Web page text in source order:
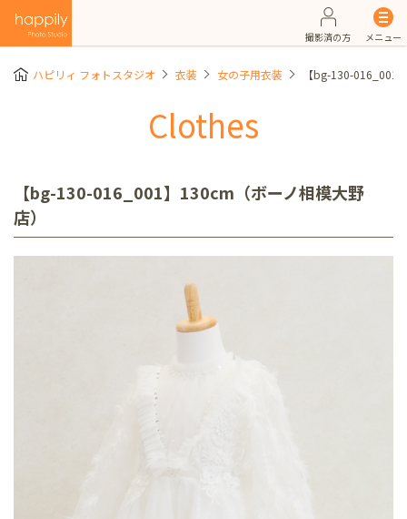
撮影済の方 メニュー
ハピリィ フォトスタジオ 衣装 女の子用衣装 【bg-130-016_001
Clothes
【bg-130-016_001】130cm（ボーノ相模大野
店）